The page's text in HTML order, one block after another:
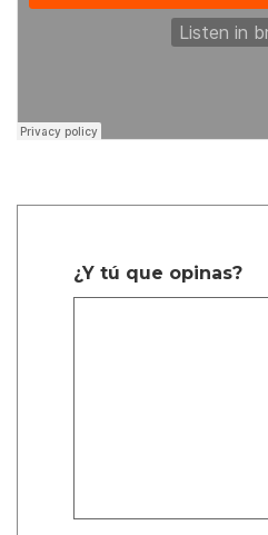
¿Y tú que opinas?